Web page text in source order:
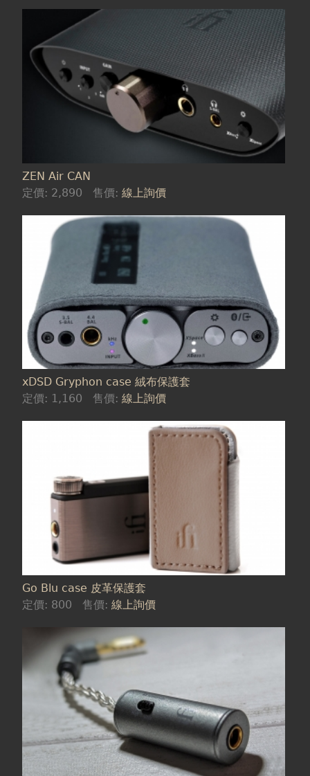
ZEN Air CAN
定價: 2,890 售價:線上詢價
xDSD Gryphon case 絨布保護套
定價: 1,160 售價:線上詢價
Go Blu case 皮革保護套
定價: 800 售價:線上詢價